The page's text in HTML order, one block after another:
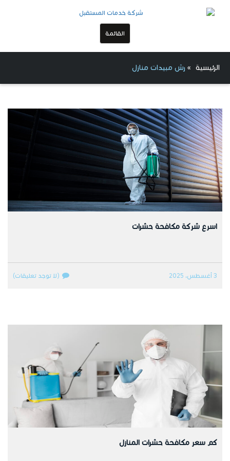
القائمة
الرئيسية » رش مبيدات منازل
اسرع شركة مكافحة حشرات
3 أغسطس، 2025 (لا توجد تعليقات)
كم سعر مكافحة حشرات المنازل